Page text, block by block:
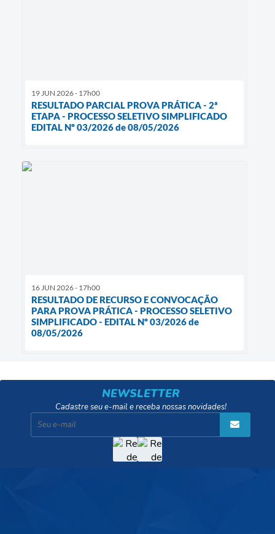
19 JUN 2026 - 17h00
RESULTADO PARCIAL PROVA PRÁTICA - 2ª
ETAPA - PROCESSO SELETIVO SIMPLIFICADO
EDITAL Nº 03/2026 de 08/05/2026
16 JUN 2026 - 17h00
RESULTADO DE RECURSO E CONVOCAÇÃO
PARA PROVA PRÁTICA - PROCESSO SELETIVO
SIMPLIFICADO - EDITAL Nº 03/2026 de
08/05/2026
NEWSLETTER
Cadastre seu e-mail e receba nossas novidades!